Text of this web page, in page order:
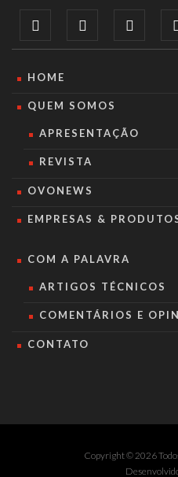
HOME
QUEM SOMOS
APRESENTAÇÃO
REVISTA
OVONEWS
EMPRESAS &
COM A PALAVRA
ARTIGOS TÉCNICOS
COMENTÁRIOS E
CONTATO
Copyright © 2026